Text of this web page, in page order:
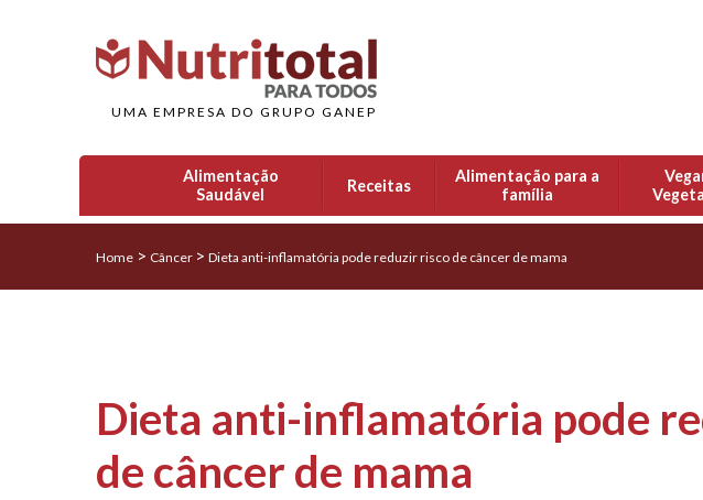
UMA EMPRESA DO GRUPO GANEP
Alimentação
Saudável
Receitas
Alimentação para a
família
Home > Câncer > Dieta anti-inflamatória pode reduzir risco de câncer de mama
Dieta anti-inflamatória pode
de câncer de mama